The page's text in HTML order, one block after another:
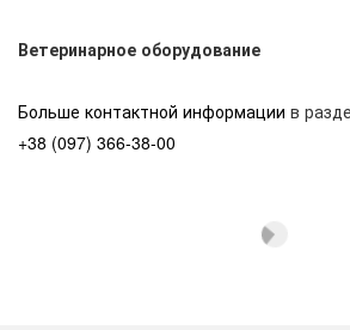
Ветеринарное оборудование
Больше контактной информации в
+38 (097) 366-38-00